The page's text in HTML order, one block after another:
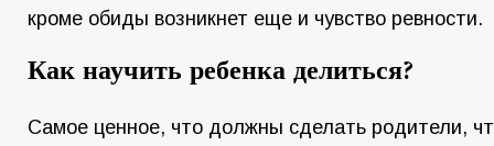
кроме обиды возникнет еще и чувство ревности.
Как научить ребенка делиться?
Самое ценное, что должны сделать родители,